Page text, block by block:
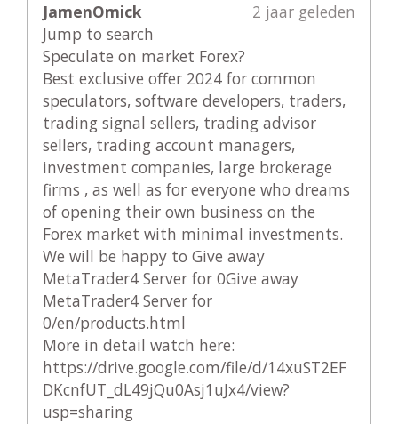
JamenOmick
2 jaar geleden
Jump to search
Speculate on market Forex?
Best exclusive offer 2024 for common
speculators, software developers, traders,
trading signal sellers, trading advisor
sellers, trading account managers,
investment companies, large brokerage
firms , as well as for everyone who dreams
of opening their own business on the
Forex market with minimal investments.
We will be happy to Give away
MetaTrader4 Server for 0Give away
MetaTrader4 Server for
0/en/products.html
More in detail watch here:
https://drive.google.com/file/d/14xuST2EF
DKcnfUT_dL49jQu0Asj1uJx4/view?
usp=sharing